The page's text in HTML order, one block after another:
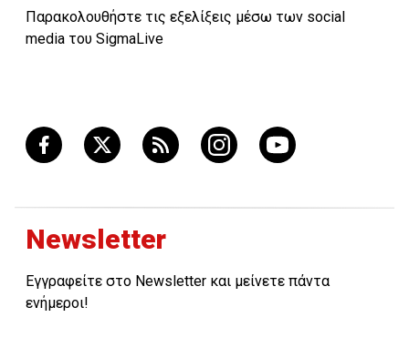
Παρακολουθήστε τις εξελίξεις μέσω των social
media του SigmaLive
Newsletter
Εγγραφείτε στο Newsletter και μείνετε πάντα
ενήμεροι!